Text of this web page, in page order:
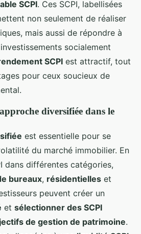
SCPI. Ces SCPI, labellisées
non seulement de réaliser
mais aussi de répondre à
socialement
SCPI est attractif, tout
pour ceux soucieux de
diversifiée dans le
est essentielle pour se
du marché immobilier. En
dans différentes catégories,
bureaux, résidentielles et
peuvent créer un
et sélectionner des SCPI
de gestion de patrimoine.